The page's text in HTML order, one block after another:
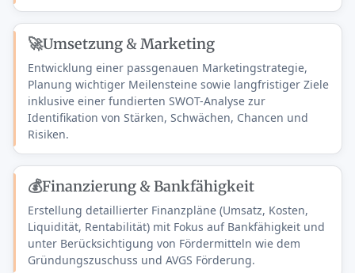
🚀Umsetzung & Marketing
Entwicklung einer passgenauen Marketingstrategie,
Planung wichtiger Meilensteine sowie langfristiger Ziele
inklusive einer fundierten SWOT-Analyse zur
Identifikation von Stärken, Schwächen, Chancen und
Risiken.
💰Finanzierung & Bankfähigkeit
Erstellung detaillierter Finanzpläne (Umsatz, Kosten,
Liquidität, Rentabilität) mit Fokus auf Bankfähigkeit und
unter Berücksichtigung von Fördermitteln wie dem
Gründungszuschuss und AVGS Förderung.